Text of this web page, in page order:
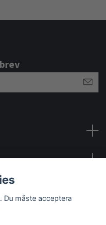
Du måste acceptera